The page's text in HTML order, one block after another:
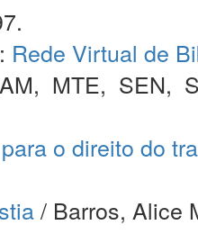
Rede Virtual de
, MTE, SEN,
o direito do
/ Barros, Alice